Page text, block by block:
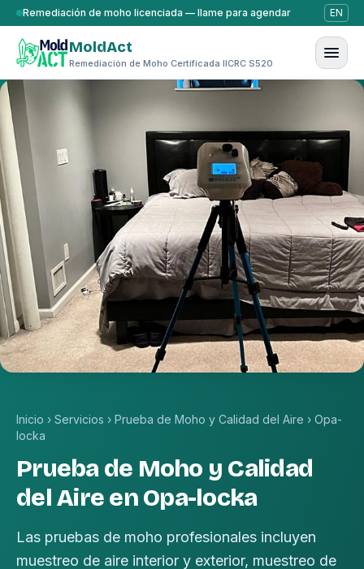
Saltar al contenido
Remediación de moho licenciada — llame para agendar EN
MoldAct
Remediación de Moho Certificada IICRC S520
Inicio › Servicios › Prueba de Moho y Calidad del Aire › Opa-
locka
Prueba de Moho y Calidad
del Aire en Opa-locka
Las pruebas de moho profesionales incluyen
muestreo de aire interior y exterior, muestreo de